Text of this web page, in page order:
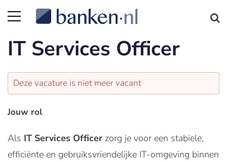
IT Services Officer
Deze vacature is niet meer vacant
Jouw rol
Als IT Services Officer zorg je voor een stabiele,
efficiënte en gebruiksvriendelijke IT-omgeving binnen